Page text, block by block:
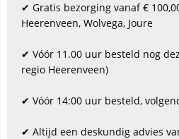
✔ Gratis bezorging vanaf €
Heerenveen, Wolvega, Joure
✔ Vóór 11.00 uur besteld nog
regio Heerenveen)
✔ Vóór 14:00 uur besteld,
✔ Altijd een deskundig advies